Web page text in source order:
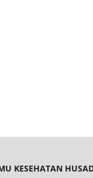
KESEHATAN